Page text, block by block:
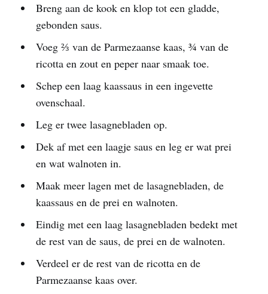
Breng aan de kook en klop tot een gladde,
gebonden saus.
Voeg ⅔ van de Parmezaanse kaas, ¾ van de
ricotta en zout en peper naar smaak toe.
Schep een laag kaassaus in een ingevette
ovenschaal.
Leg er twee lasagnebladen op.
Dek af met een laagje saus en leg er wat prei
en wat walnoten in.
Maak meer lagen met de lasagnebladen, de
kaassaus en de prei en walnoten.
Eindig met een laag lasagnebladen bedekt met
de rest van de saus, de prei en de walnoten.
Verdeel er de rest van de ricotta en de
Parmezaanse kaas over.